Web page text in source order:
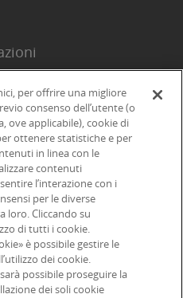
bancario ERSEL - P.IVA
per offrire una migliore
consenso dell’utente (o
ove applicabile), cookie di
ottenere statistiche e per
in linea con le
contenuti
l’interazione con i
per le diverse
loro. Cliccando su
di tutti i cookie.
è possibile gestire le
dei cookie.
possibile proseguire la
dei soli cookie